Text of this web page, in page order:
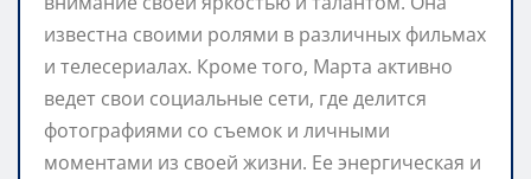
известна своими ролями в различных фильмах
и телесериалах. Кроме того, Марта активно
ведет свои социальные сети, где делится
фотографиями со съемок и личными
моментами из своей жизни. Ее энергическая и